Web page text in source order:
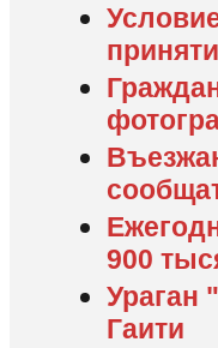
900
Ураган
Гаити